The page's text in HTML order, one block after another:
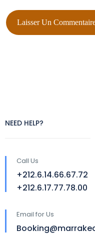
NEED HELP?
Call Us
+212.6.14.66.67.72
+212.6.17.77.78.00
Email for Us